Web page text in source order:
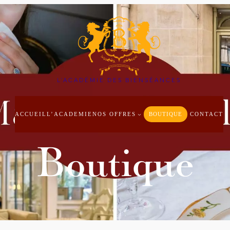
L'ACADÉMIE DES BIENSÉANCES
ACCUEILL’ACADEMIENOS OFFRES BOUTIQUE CONTACT
Boutique